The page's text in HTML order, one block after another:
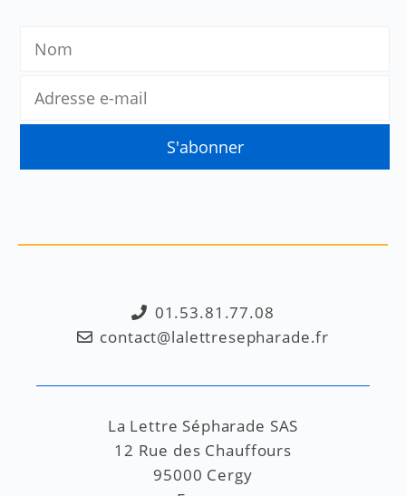
01.53.81.77.08
contact@lalettresepharade.fr
La Lettre Sépharade SAS
12 Rue des Chauffours
95000 Cergy